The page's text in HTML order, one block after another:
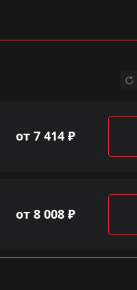
от 7 414 ₽
от 8 008 ₽